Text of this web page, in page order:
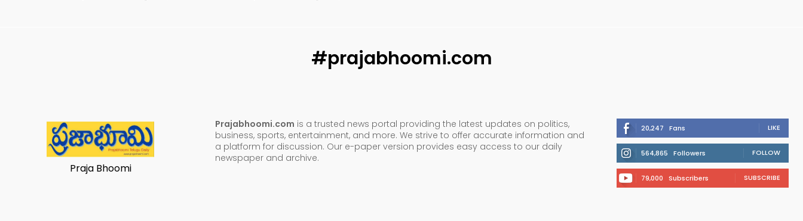
#prajabhoomi.com
Praja Bhoomi
Prajabhoomi.com is a trusted news portal providing the latest updates on politics,
business, sports, entertainment, and more. We strive to offer accurate information and
a platform for discussion. Our e-paper version provides easy access to our daily
newspaper and archive.
20,247 Fans LIKE
564,865 Followers FOLLOW
79,000 Subscribers SUBSCRIBE